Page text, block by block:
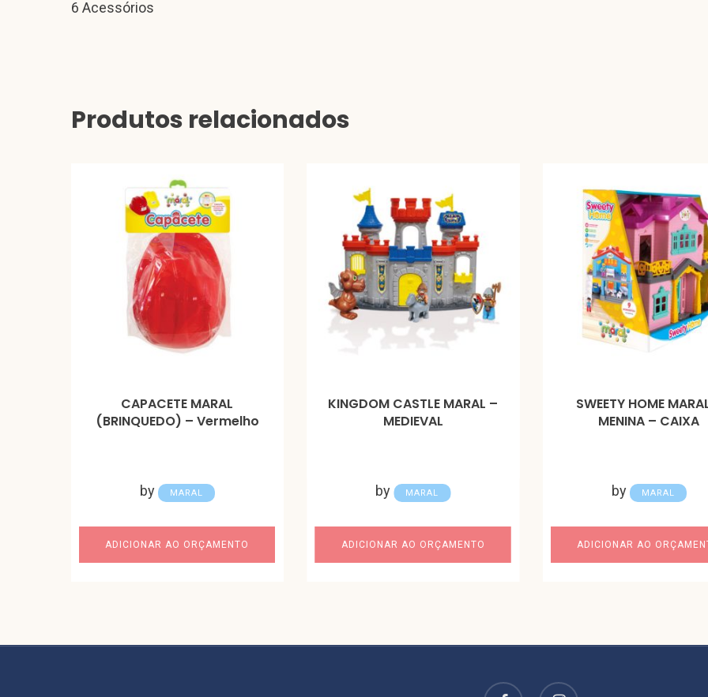
6 Acessórios
Produtos relacionados
CAPACETE MARAL
(BRINQUEDO) – Vermelho
by MARAL
ADICIONAR AO ORÇAMENTO
KINGDOM CASTLE MARAL –
MEDIEVAL
by MARAL
ADICIONAR AO ORÇAMENTO
SWEETY HOME
MENINA – CAIXA
by MARAL
ADICIONAR AO
facebook instagram